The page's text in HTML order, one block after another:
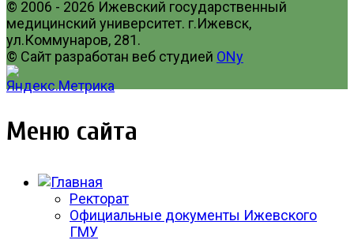
© 2006 - 2026 Ижевский государственный
медицинский университет. г.Ижевск,
ул.Коммунаров, 281.
© Сайт разработан веб студией ONy
Меню сайта
Ректорат
Официальные документы Ижевского
ГМУ